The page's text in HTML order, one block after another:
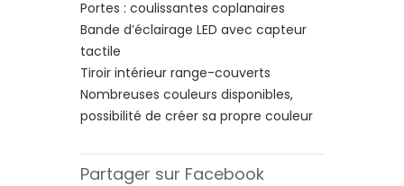
Portes : coulissantes coplanaires
Bande d’éclairage LED avec capteur
tactile
Tiroir intérieur range-couverts
Nombreuses couleurs disponibles,
possibilité de créer sa propre couleur
Partager sur Facebook